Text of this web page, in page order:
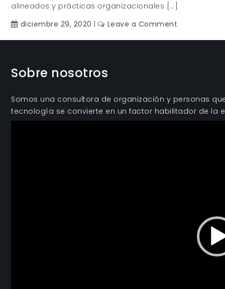
alineados y prácticas organizacionales […]
diciembre 29, 2020
Leave a Comment
clave
en
el
Sobre nosotros
Somos una consultora de organización y personas
tecnología se convierte en un factor habilitador de la